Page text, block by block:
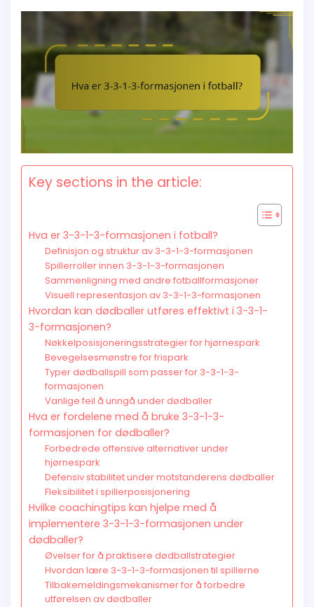
Key sections in the article:
Hva er 3-3-1-3-formasjonen i fotball?
Definisjon og struktur av 3-3-1-3-formasjonen
Spillerroller innen 3-3-1-3-formasjonen
Sammenligning med andre fotballformasjoner
Visuell representasjon av 3-3-1-3-formasjonen
Hvordan kan dødballer utføres effektivt i 3-3-1-
3-formasjonen?
Nøkkelposisjoneringsstrategier for hjørnespark
Bevegelsesmønstre for frispark
Typer dødballspill som passer for 3-3-1-3-
formasjonen
Vanlige feil å unngå under dødballer
Hva er fordelene med å bruke 3-3-1-3-
formasjonen for dødballer?
Forbedrede offensive alternativer under
hjørnespark
Defensiv stabilitet under motstanderens dødballer
Fleksibilitet i spillerposisjonering
Hvilke coachingtips kan hjelpe med å
implementere 3-3-1-3-formasjonen under
dødballer?
Øvelser for å praktisere dødballstrategier
Hvordan lære 3-3-1-3-formasjonen til spillerne
Tilbakemeldingsmekanismer for å forbedre
utførelsen av dødballer